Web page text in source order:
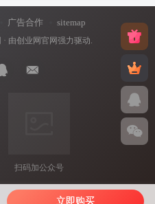
广告合作 sitemap
· 由创业网官网 强力驱动.
扫码加公众号
立即购买